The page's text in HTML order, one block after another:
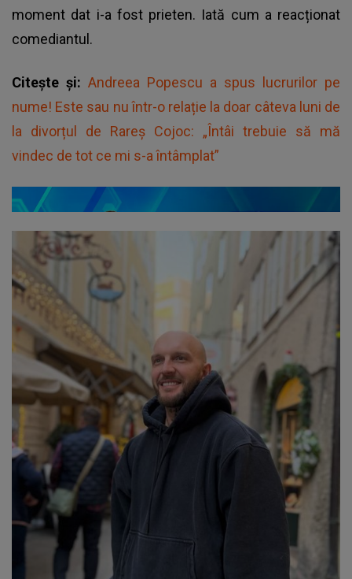
moment dat i-a fost prieten. Iată cum a reacționat
comediantul.
Citește și: Andreea Popescu a spus lucrurilor pe
nume! Este sau nu într-o relație la doar câteva luni de
la divorțul de Rareș Cojoc: „Întâi trebuie să mă
vindec de tot ce mi s-a întâmplat”